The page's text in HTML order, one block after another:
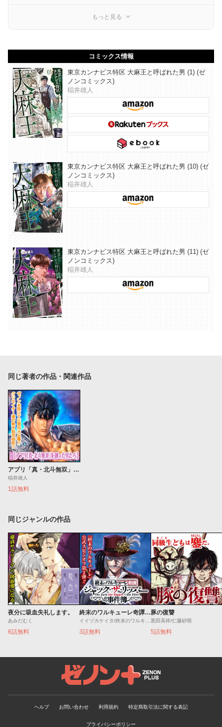
もっと見る
コミックス情報
東京カンナビス特区 大麻王と呼ばれた男 (1) (ゼ
ノンコミックス)
稲井雄人
東京カンナビス特区 大麻王と呼ばれた男 (10) (ゼ
ノンコミックス)
稲井雄人
東京カンナビス特区 大麻王と呼ばれた男 (11) (ゼ
ノンコミックス)
稲井雄人
同じ著者の作品・関連作品
アプリ「真・北斗無双」を創った男たち
稲井雄人
1話無料
同じジャンルの作品
夜分に吸血失礼します。
あみだむく
6話無料
終末のワルキューレ奇譚 ジャック・ザ・リッパーの事件簿
3話無料
豚の復讐
黒田高祥/仁藤砂雨
5話無料
ゼノンプラス
ヘルプ お問い合わせ 利用規約 特定商取引法に関する表記
プライバシーポリシー